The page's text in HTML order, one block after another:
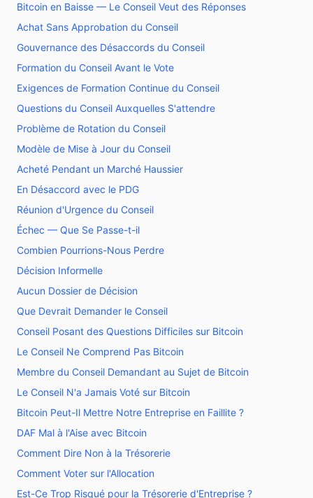
Bitcoin en Baisse — Le Conseil Veut des Réponses
Achat Sans Approbation du Conseil
Gouvernance des Désaccords du Conseil
Formation du Conseil Avant le Vote
Exigences de Formation Continue du Conseil
Questions du Conseil Auxquelles S'attendre
Problème de Rotation du Conseil
Modèle de Mise à Jour du Conseil
Acheté Pendant un Marché Haussier
En Désaccord avec le PDG
Réunion d'Urgence du Conseil
Échec — Que Se Passe-t-il
Combien Pourrions-Nous Perdre
Décision Informelle
Aucun Dossier de Décision
Que Devrait Demander le Conseil
Conseil Posant des Questions Difficiles sur Bitcoin
Le Conseil Ne Comprend Pas Bitcoin
Membre du Conseil Demandant au Sujet de Bitcoin
Le Conseil N'a Jamais Voté sur Bitcoin
Bitcoin Peut-Il Mettre Notre Entreprise en Faillite ?
DAF Mal à l'Aise avec Bitcoin
Comment Dire Non à la Trésorerie
Comment Voter sur l'Allocation
Est-Ce Trop Risqué pour la Trésorerie d'Entreprise ?